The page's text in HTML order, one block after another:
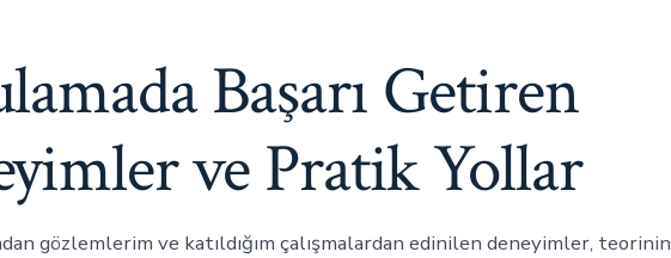
Başarı Getiren
ve Pratik Yollar
gözlemlerim ve katıldığım çalışmalardan edinilen deneyimler, teorinin